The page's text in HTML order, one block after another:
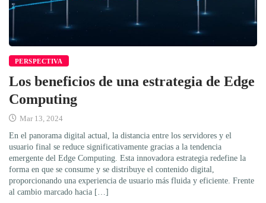
PERSPECTIVA
Los beneficios de una estrategia de Edge
Computing
Mar 13, 2024
En el panorama digital actual, la distancia entre los servidores y el
usuario final se reduce significativamente gracias a la tendencia
emergente del Edge Computing. Esta innovadora estrategia redefine la
forma en que se consume y se distribuye el contenido digital,
proporcionando una experiencia de usuario más fluida y eficiente. Frente
al cambio marcado hacia […]